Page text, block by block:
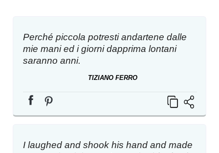
Perché piccola potresti andartene dalle
mie mani ed i giorni dapprima lontani
saranno anni.
TIZIANO FERRO
I laughed and shook his hand and made